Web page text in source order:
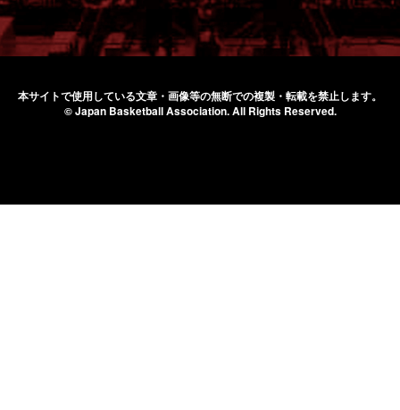
本サイトで使用している文章・画像等の無断での複製・転載を禁止します。
© Japan Basketball Association.All Rights Reserved.